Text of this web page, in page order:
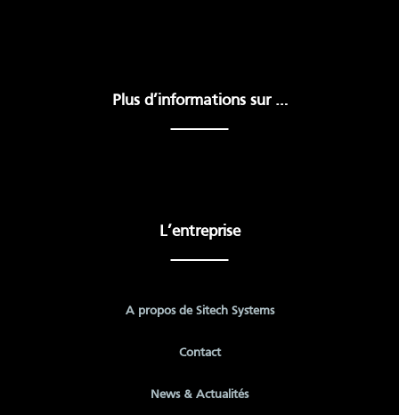
Plus d’informations sur …
L’entreprise
A propos de Sitech Systems
Contact
News & Actualités